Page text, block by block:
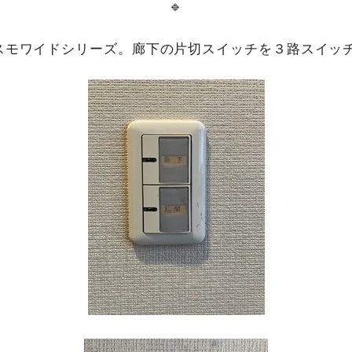
🔹
ワイドシリーズ。廊下の片切スイッチを３路スイッ